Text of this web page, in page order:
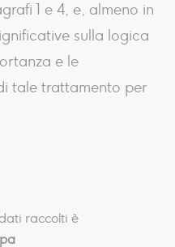
1 e 4, e, almeno in
sulla logica
e le
tale trattamento per
raccolti è